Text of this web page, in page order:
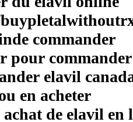
commander
pour
elavil
en acheter
de elavil en